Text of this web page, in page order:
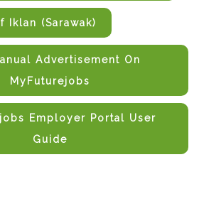
Iklan (Sarawak)
Advertisement On
MyFuturejobs
Employer Portal User
Guide